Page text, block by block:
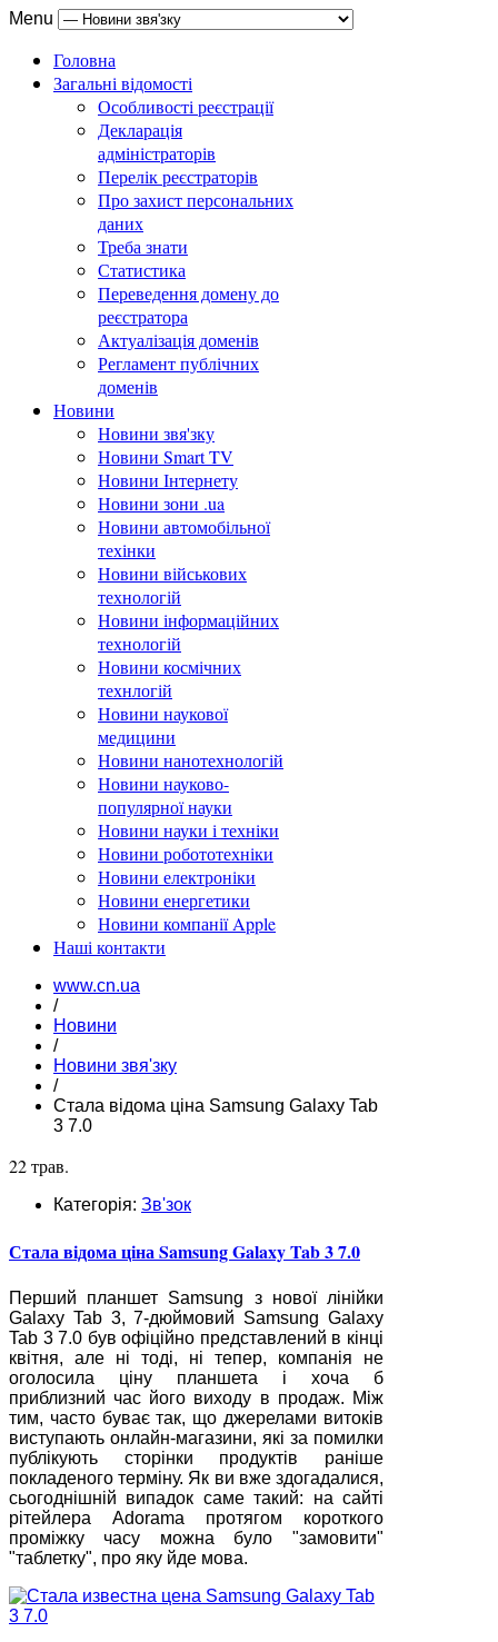
Menu
Головна
Загальні відомості
Особливості реєстрації
Декларація
адміністраторів
Перелік реєстраторів
Про захист персональних
даних
Треба знати
Статистика
Переведення домену до
реєстратора
Актуалізація доменів
Регламент публічних
доменів
Новини
Новини звя'зку
Новини Smart TV
Новини Інтернету
Новини зони .ua
Новини автомобільної
техінки
Новини військових
технологій
Новини інформаційних
технологій
Новини космічних
технлогій
Новини наукової
медицини
Новини нанотехнологій
Новини науково-
популярної науки
Новини науки і техніки
Новини робототехніки
Новини електроніки
Новини енергетики
Новини компанії Apple
Наші контакти
www.cn.ua
/
Новини
/
Новини звя'зку
/
Стала відома ціна Samsung Galaxy Tab
3 7.0
22 трав.
Категорія: Зв'зок
Стала відома ціна Samsung Galaxy Tab 3 7.0
Перший планшет Samsung з нової лінійки
Galaxy Tab 3, 7-дюймовий Samsung Galaxy
Tab 3 7.0 був офіційно представлений в кінці
квітня, але ні тоді, ні тепер, компанія не
оголосила ціну планшета і хоча б
приблизний час його виходу в продаж. Між
тим, часто буває так, що джерелами витоків
виступають онлайн-магазини, які за помилки
публікують сторінки продуктів раніше
покладеного терміну. Як ви вже здогадалися,
сьогоднішній випадок саме такий: на сайті
рітейлера Adorama протягом короткого
проміжку часу можна було "замовити"
"таблетку", про яку йде мова.